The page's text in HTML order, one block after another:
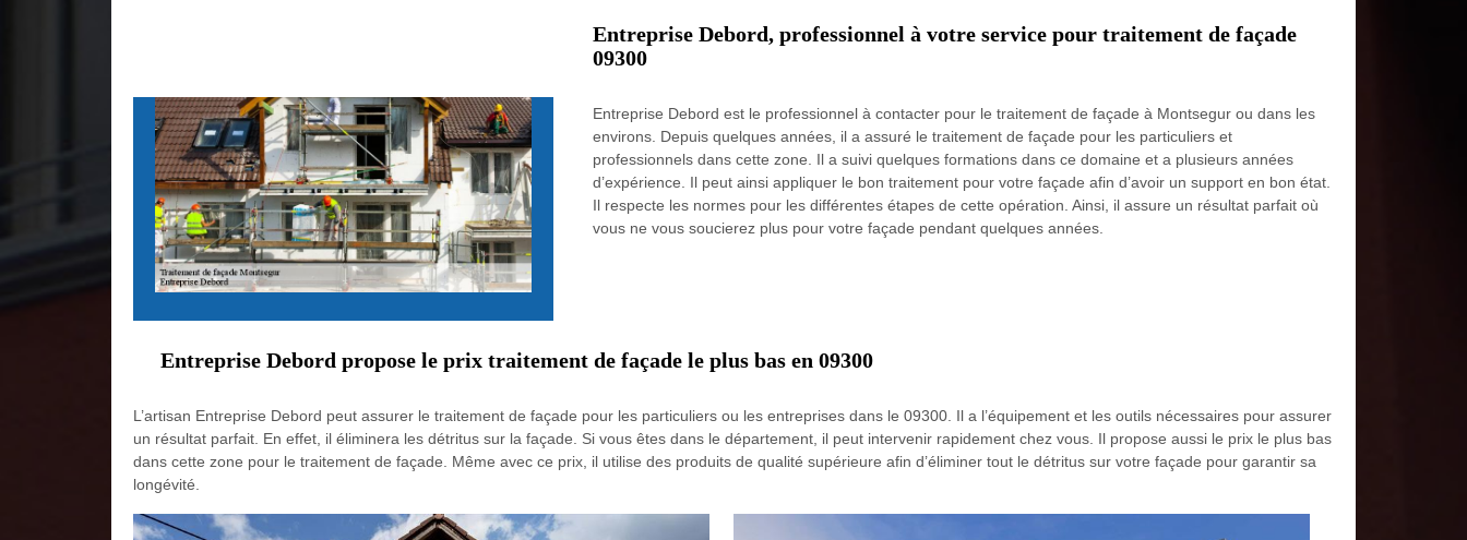
Entreprise Debord, professionnel à votre service pour traitement de façade
09300
Entreprise Debord est le professionnel à contacter pour le traitement de façade à Montsegur ou dans les
environs. Depuis quelques années, il a assuré le traitement de façade pour les particuliers et
professionnels dans cette zone. Il a suivi quelques formations dans ce domaine et a plusieurs années
d’expérience. Il peut ainsi appliquer le bon traitement pour votre façade afin d’avoir un support en bon état.
Il respecte les normes pour les différentes étapes de cette opération. Ainsi, il assure un résultat parfait où
vous ne vous soucierez plus pour votre façade pendant quelques années.
Entreprise Debord propose le prix traitement de façade le plus bas en 09300
L’artisan Entreprise Debord peut assurer le traitement de façade pour les particuliers ou les entreprises dans le 09300. Il a l’équipement et les outils nécessaires pour assurer
un résultat parfait. En effet, il éliminera les détritus sur la façade. Si vous êtes dans le département, il peut intervenir rapidement chez vous. Il propose aussi le prix le plus bas
dans cette zone pour le traitement de façade. Même avec ce prix, il utilise des produits de qualité supérieure afin d’éliminer tout le détritus sur votre façade pour garantir sa
longévité.